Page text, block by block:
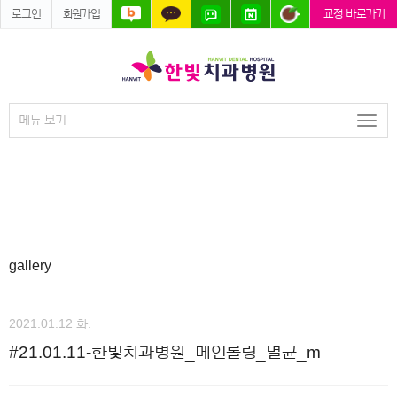
로그인 회원가입 교정 바로가기
메뉴 보기
gallery
2021.01.12 화.
#21.01.11-한빛치과병원_메인롤링_멸균_m